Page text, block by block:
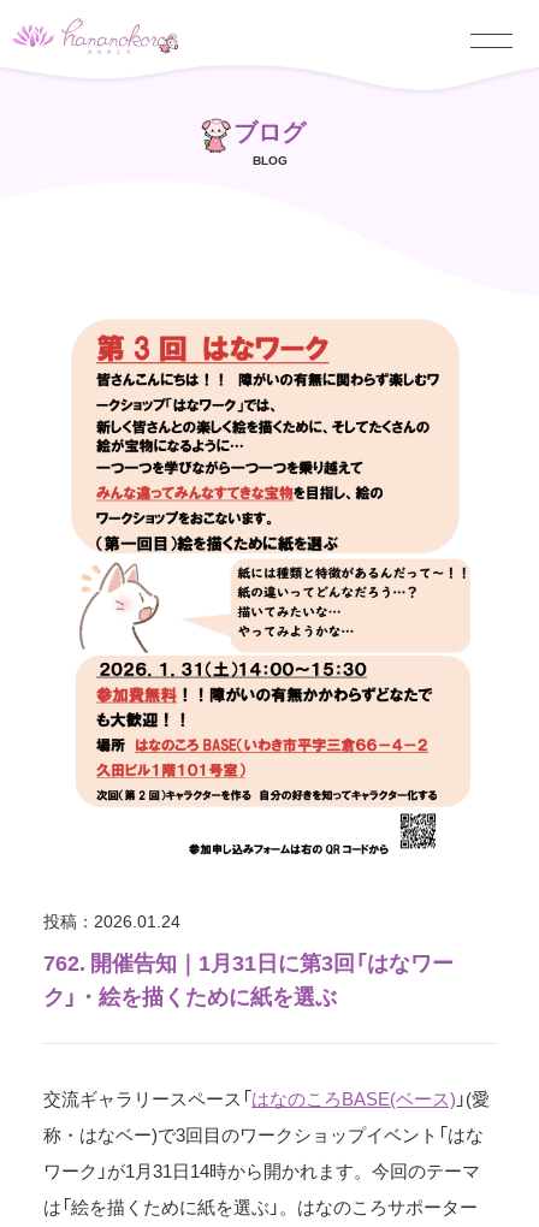
ブログ
BLOG
投稿：2026.01.24
762. 開催告知｜1月31日に第3回「はなワー
ク」・絵を描くために紙を選ぶ
交流ギャラリースペース「はなのころBASE(ベース) 」(愛
称・はなベー)で3回目のワークショップイベント「はな
ワーク」が1月31日14時から開かれます。今回のテーマ
は「絵を描くために紙を選ぶ」。はなのころサポーター